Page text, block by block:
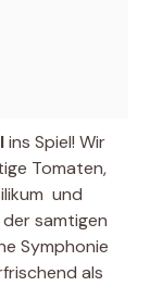
ins Spiel! Wir
Tomaten,
 und
samtigen
Symphonie
als